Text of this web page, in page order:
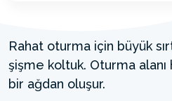
Rahat oturma için büyük
şişme koltuk. Oturma
bir ağdan oluşur.